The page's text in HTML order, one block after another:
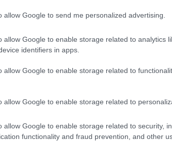
allow Google to send me personalized advertising.
allow Google to enable storage related to analytics
identifiers in apps.
allow Google to enable storage related to
allow Google to enable storage related to
allow Google to enable storage related to security,
functionality and fraud prevention, and other
ενημέρωσης- Ξεκίνησε
ενίσχυσης του Τύπου
Διοικητικό Συμβούλιο - Πρόεδρος ο
Γιαγλής